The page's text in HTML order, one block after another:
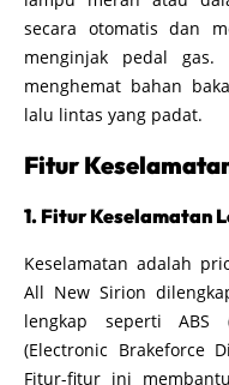
secara otomatis dan
menginjak pedal
menghemat bahan
lalu lintas yang padat.
Fitur
1. Fitur Keselamatan
Keselamatan adalah
All New Sirion
lengkap seperti ABS
(Electronic Brakeforce
Fitur-fitur ini